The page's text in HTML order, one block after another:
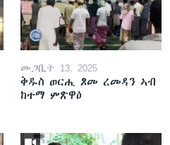
መጋቢት 13, 2025
ቅዱስ ወርሒ ጾመ ረመዳን ኣብ
ከተማ ምጽዋዕ